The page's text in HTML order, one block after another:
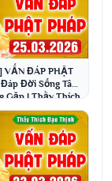
VẤN ĐÁP PHẬT
Đời Sống Tâm
Gặp | Thầy Thích